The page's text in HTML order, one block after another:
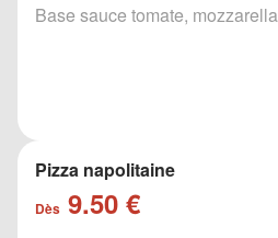
Base sauce tomate, mozzarella
Pizza napolitaine
Dès 9.50 €